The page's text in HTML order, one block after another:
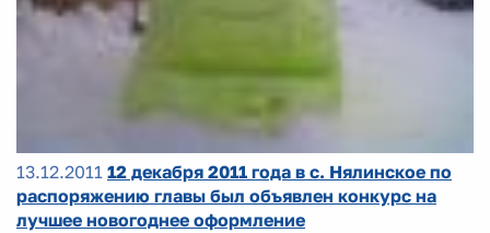
13.12.2011 12 декабря 2011 года в с. Нялинское по
распоряжению главы был объявлен конкурс на
лучшее новогоднее оформление